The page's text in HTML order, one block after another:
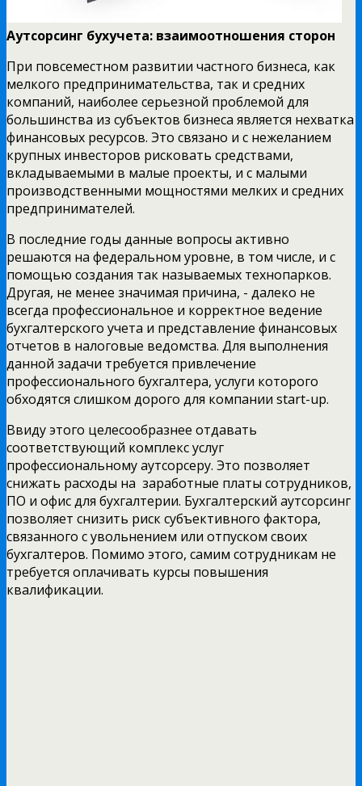
Аутсорсинг бухучета: взаимоотношения сторон
При повсеместном развитии частного бизнеса, как
мелкого предпринимательства, так и средних
компаний, наиболее серьезной проблемой для
большинства из субъектов бизнеса является нехватка
финансовых ресурсов. Это связано и с нежеланием
крупных инвесторов рисковать средствами,
вкладываемыми в малые проекты, и с малыми
производственными мощностями мелких и средних
предпринимателей.
В последние годы данные вопросы активно
решаются на федеральном уровне, в том числе, и с
помощью создания так называемых технопарков.
Другая, не менее значимая причина, - далеко не
всегда профессиональное и корректное ведение
бухгалтерского учета и представление финансовых
отчетов в налоговые ведомства. Для выполнения
данной задачи требуется привлечение
профессионального бухгалтера, услуги которого
обходятся слишком дорого для компании start-up.
Ввиду этого целесообразнее отдавать
соответствующий комплекс услуг
профессиональному аутсорсеру. Это позволяет
снижать расходы на заработные платы сотрудников,
ПО и офис для бухгалтерии. Бухгалтерский аутсорсинг
позволяет снизить риск субъективного фактора,
связанного с увольнением или отпуском своих
бухгалтеров. Помимо этого, самим сотрудникам не
требуется оплачивать курсы повышения
квалификации.